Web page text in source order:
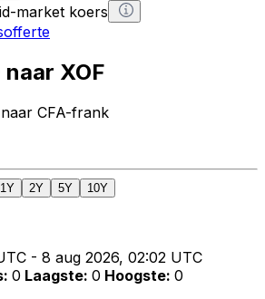
market koers
XOF
CFA-frank
1Y 2Y 5Y 10Y
- 8 aug 2026, 02:02 UTC
: 0 Laagste: 0 Hoogste: 0